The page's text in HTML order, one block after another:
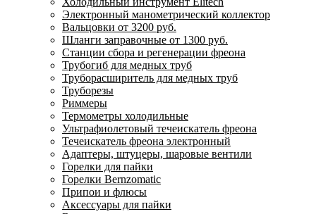
Электронный манометрический коллектор
Вальцовки от 3200 руб.
Шланги заправочные от 1300 руб.
Станции сбора и регенерации фреона
Трубогиб для медных труб
Труборасширитель для медных труб
Труборезы
Риммеры
Термометры холодильные
Ультрафиолетовый течеискатель фреона
Течеискатель фреона электронный
Адаптеры, штуцеры, шаровые вентили
Горелки для пайки
Горелки Bernzomatic
Припои и флюсы
Аксессуары для пайки